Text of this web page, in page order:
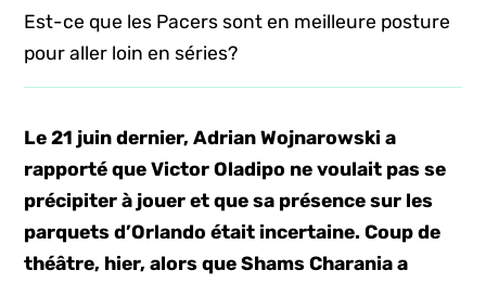
Est-ce que les Pacers sont en meilleure posture
pour aller loin en séries?
Le 21 juin dernier, Adrian Wojnarowski a
rapporté que Victor Oladipo ne voulait pas se
précipiter à jouer et que sa présence sur les
parquets d’Orlando était incertaine. Coup de
théâtre, hier, alors que Shams Charania a